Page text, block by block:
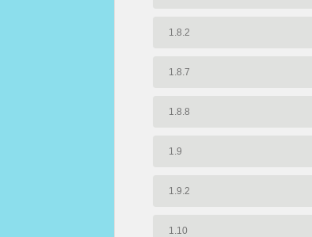
1.8.2
1.8.7
1.8.8
1.9
1.9.2
1.10